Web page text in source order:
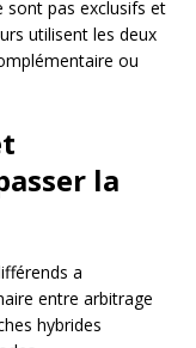
sont pas exclusifs et
utilisent les deux
ou
la
a
entre arbitrage
hybrides